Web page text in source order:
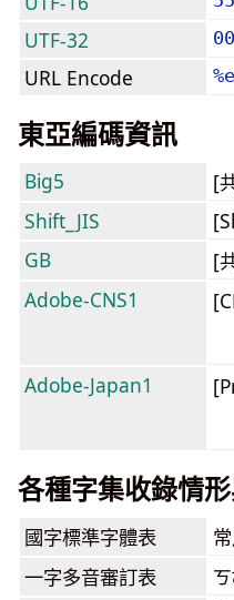
UTF-32
URL Encode
東亞編碼資訊
Big5 [
Shift_JIS
GB
[
Adobe-CNS1
Adobe-Japan1
各種字集收錄情
國字標準字體表
一字多音審訂表